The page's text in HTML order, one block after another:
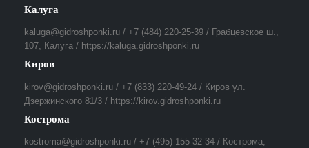
Калуга
kaluga@gidroshponki.ru / +7 (484) 220-25-39 / Грабцевское ш.,
107, Калуга / https://kaluga.gidroshponki.ru
Киров
kirov@gidroshponki.ru / +7 (833) 220-49-24 / Киров ул.
Дзержинского 81/3 / https://kirov.gidroshponki.ru
Кострома
kostroma@gidroshponki.ru / +7 (495) 155-32-34 / Кострома,